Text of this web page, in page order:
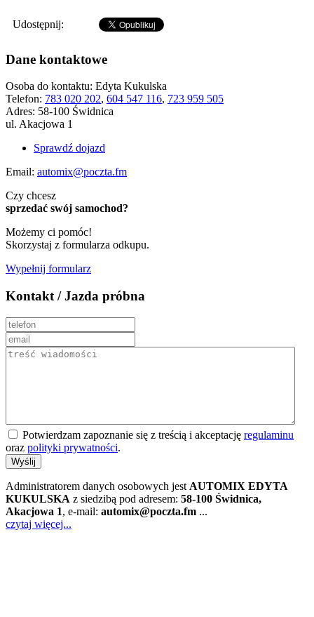
Udostępnij:
Dane kontaktowe
Osoba do kontaktu: Edyta Kukulska
Telefon: 783 020 202, 604 547 116, 723 959 505
Adres: 58-100 Świdnica
ul. Akacjowa 1
Sprawdź dojazd
Email: automix@poczta.fm
Czy chcesz
sprzedać swój samochod?
Możemy ci pomóc!
Skorzystaj z formularza odkupu.
Wypełnij formularz
Kontakt / Jazda próbna
Potwierdzam zapoznanie się z treścią i akceptację regulaminu
oraz polityki prywatności.
Wyślij
Administratorem danych osobowych jest AUTOMIX EDYTA
KUKULSKA z siedzibą pod adresem: 58-100 Świdnica,
Akacjowa 1, e-mail: automix@poczta.fm ...
czytaj więcej...